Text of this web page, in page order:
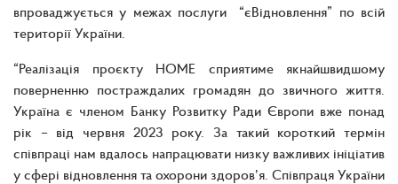
впроваджується у межах послуги “єВідновлення” по всій
території України.
“Реалізація проєкту HOME сприятиме якнайшвидшому
поверненню постраждалих громадян до звичного життя.
Україна є членом Банку Розвитку Ради Європи вже понад
рік – від червня 2023 року. За такий короткий термін
співпраці нам вдалось напрацювати низку важливих ініціатив
у сфері відновлення та охорони здоров’я. Співпраця України